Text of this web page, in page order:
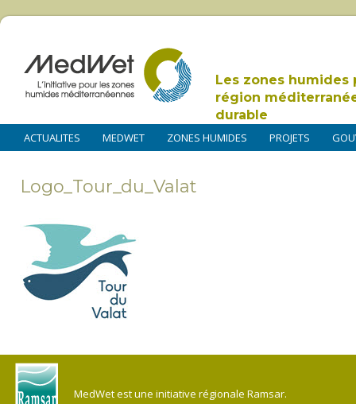
Les zones humides
région
durable
ACTUALITES MEDWET ZONES HUMIDES PROJETS
Logo_Tour_du_Valat
MedWet est une initiative régionale Ramsar.